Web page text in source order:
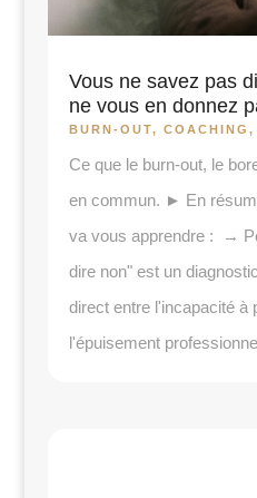
Vous ne savez pas
ne vous en donnez
BURN-OUT, COACHING ,
Ce que le burn-out, le
en commun. ► En
va vous apprendre : →
dire non" est un
direct entre l'incapacité à
l'épuisement